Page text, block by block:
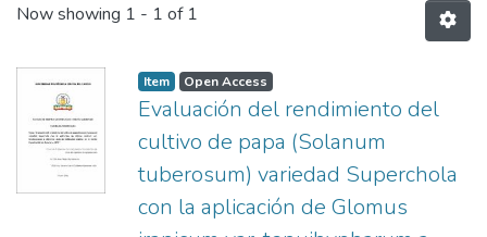
Now showing 1 - 1 of 1
Item Open Access
Evaluación del rendimiento del
cultivo de papa (Solanum
tuberosum) variedad Superchola
con la aplicación de Glomus